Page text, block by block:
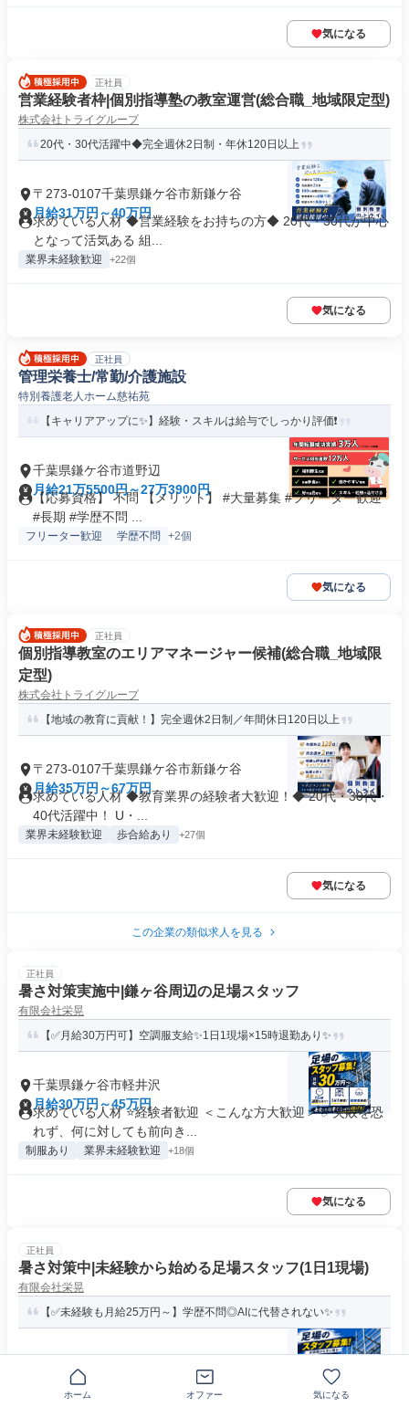
気になる
正社員
営業経験者枠|個別指導塾の教室運営(総合職_地域限定型)
株式会社トライグループ
20代・30代活躍中◆完全週休2日制・年休120日以上
〒273-0107千葉県鎌ケ谷市新鎌ケ谷
月給31万円～40万円
求めている人材 ◆営業経験をお持ちの方◆ 20代・30代が中心
となって活気ある 組...
業界未経験歓迎 +22個
気になる
正社員
管理栄養士/常勤/介護施設
特別養護老人ホーム慈祐苑
【キャリアアップに✨】経験・スキルは給与でしっかり評価❗️
千葉県鎌ケ谷市道野辺
月給21万5500円～27万3900円
【応募資格】 不問 【メリット】 #大量募集 #フリーター歓迎
#長期 #学歴不問 ...
フリーター歓迎 学歴不問 +2個
気になる
正社員
個別指導教室のエリアマネージャー候補(総合職_地域限
定型)
株式会社トライグループ
【地域の教育に貢献！】完全週休2日制／年間休日120日以上
〒273-0107千葉県鎌ケ谷市新鎌ケ谷
月給35万円～67万円
求めている人材 ◆教育業界の経験者大歓迎！◆ 20代・30代・
40代活躍中！ U・...
業界未経験歓迎 歩合給あり +27個
気になる
この企業の類似求人を見る
正社員
暑さ対策実施中|鎌ヶ谷周辺の足場スタッフ
有限会社栄晃
【✅月給30万円可】空調服支給✨1日1現場×15時退勤あり✨
千葉県鎌ケ谷市軽井沢
月給30万円～45万円
求めている人材 ⭐経験者歓迎 ＜こんな方大歓迎＞ ✅失敗を恐
れず、何に対しても前向き...
制服あり 業界未経験歓迎 +18個
気になる
正社員
暑さ対策中|未経験から始める足場スタッフ(1日1現場)
有限会社栄晃
【✅未経験も月給25万円～】学歴不問◎AIに代替されない✨
月給25万円～50万円
求めている人材 ⭐未経験・無資格OK ⭐学歴不問 ＜こんな方大
ホーム オファー 気になる